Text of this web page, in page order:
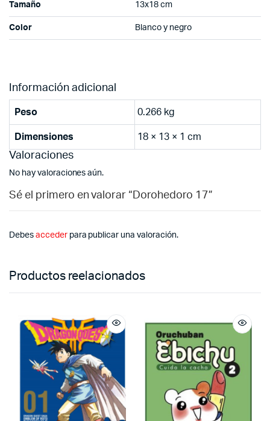
Tamaño 13x18 cm
Color Blanco y negro
Información adicional
Peso 0.266 kg
Dimensiones 18 × 13 × 1 cm
Valoraciones
No hay valoraciones aún.
Sé el primero en valorar “Dorohedoro 17”
Debes accederpara publicar una valoración.
Productos reelacionados